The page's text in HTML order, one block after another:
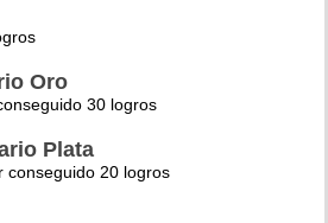
Oro
30 logros
Plata
conseguido 20 logros